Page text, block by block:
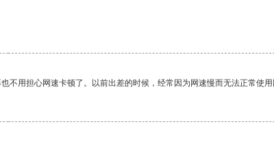
用担心网速卡顿了。以前出差的时候，经常因为网速慢而无法正常使